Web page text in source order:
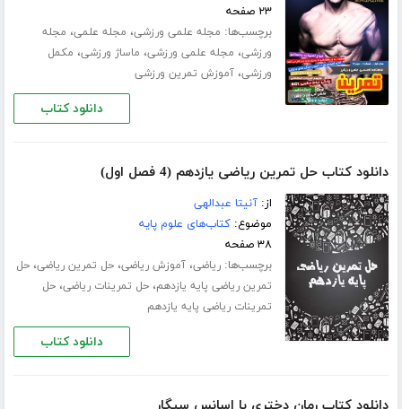
۲۳ صفحه
برچسب‌ها: مجله علمی ورزشی، مجله علمی، مجله
ورزشی، مجله علمی ورزشی، ماساژ ورزشی، مکمل
ورزشی،آموزش تمرین ورزشی
دانلود کتاب
دانلود کتاب حل تمرین ریاضی یازدهم (4 فصل اول)
از:آنیتا عبدالهی
موضوع:کتاب‌های علوم پایه
۳۸ صفحه
برچسب‌ها:ریاضی،آموزش ریاضی،حل تمرین ریاضی،حل
تمرین ریاضی پایه یازدهم،حل تمرینات ریاضی،حل
تمرینات ریاضی پایه یازدهم
دانلود کتاب